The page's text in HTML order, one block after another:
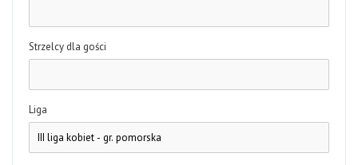
Strzelcy dla gości
Liga